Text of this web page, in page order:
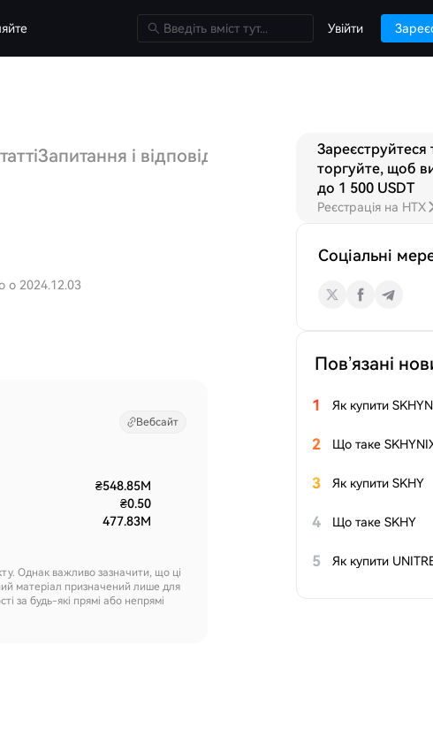
Увійти
Запитання і відповіді щодо RAMP
о 2024.12.03
Вебсайт
₴548.85M
₴0.50
477.83M
Однак важливо зазначити, що ці
матеріал призначений лише для
за будь-які прямі або непрямі
Зареєструйтеся
торгуйте, щоб
до 1 500 USDT
Реєстрація на HTX
Соціальні
Пов’язані
1 Як купити
2 Що таке
3 Як купити SKHY
4 Що таке SKHY
5 Як купити